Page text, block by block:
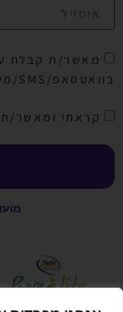
מאשר/ת קבלת
בוואטסאפ/SMS/מייל
קראתי ומאשר/ת